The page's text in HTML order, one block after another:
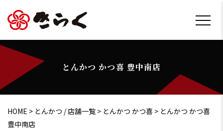
とんかつ かつ喜 豊中南店
HOME > とんかつ / 店舗一覧 > とんかつ かつ喜 > とんかつ かつ喜
豊中南店